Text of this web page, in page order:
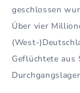
geschlossen
Über vier
(West-
Geflüchtete aus